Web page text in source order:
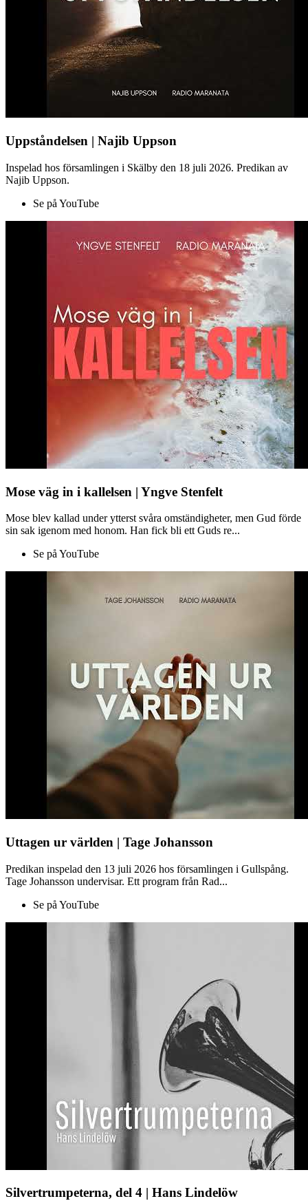
Uppståndelsen | Najib Uppson
Inspelad hos församlingen i Skälby den 18 juli 2026. Predikan av
Najib Uppson.
Se på YouTube
Mose väg in i kallelsen | Yngve Stenfelt
Mose blev kallad under ytterst svåra omständigheter, men Gud förde
sin sak igenom med honom. Han fick bli ett Guds re...
Se på YouTube
Uttagen ur världen | Tage Johansson
Predikan inspelad den 13 juli 2026 hos församlingen i Gullspång.
Tage Johansson undervisar. Ett program från Rad...
Se på YouTube
Silvertrumpeterna, del 4 | Hans Lindelöw